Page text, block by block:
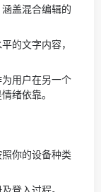
盖混合编辑的
的文字内容，
用户在另一个
绪依靠。
你的设备种类
登入过程。